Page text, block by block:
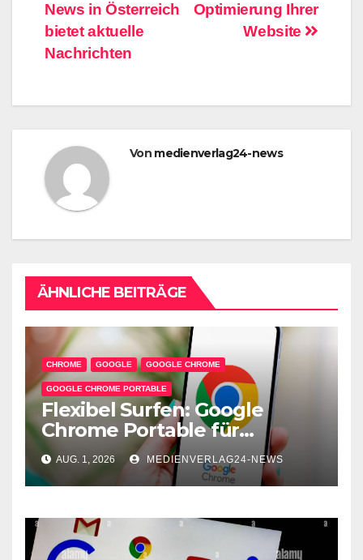
Optimierung Ihrer
Website
News in Österreich
bietet aktuelle
Nachrichten
Von medienverlag24-news
ÄHNLICHE BEITRÄGE
CHROME GOOGLE GOOGLE CHROME
GOOGLE CHROME PORTABLE
Flexibel Surfen: Google
Chrome Portable für
unterwegs
AUG. 1, 2026 MEDIENVERLAG24-NEWS